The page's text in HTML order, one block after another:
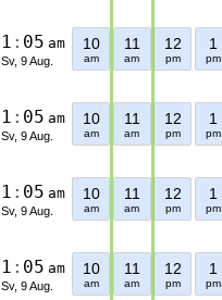
1 : 05 am
Sv, 9 Aug.
10
am
11
am
12
pm
1
pm
1 : 05 am
Sv, 9 Aug.
10
am
11
am
12
pm
1
pm
1 : 05 am
Sv, 9 Aug.
10
am
11
am
12
pm
1
pm
1 : 05 am
Sv, 9 Aug.
10
am
11
am
12
pm
1
pm